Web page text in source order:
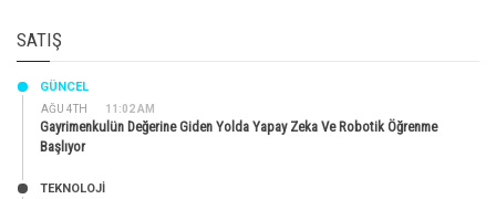
SATIŞ
AĞU 4TH 11:02 AM
GÜNCEL
Gayrimenkulün Değerine Giden Yolda Yapay Zeka Ve Robotik Öğrenme
Başlıyor
TEKNOLOJİ